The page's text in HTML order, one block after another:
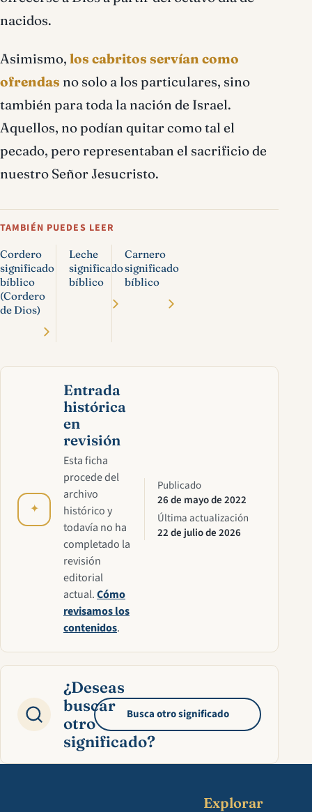
nacidos.
Asimismo, los cabritos servían como
ofrendas no solo a los particulares, sino
también para toda la nación de Israel.
Aquellos, no podían quitar como tal el
pecado, pero representaban el sacrificio de
nuestro Señor Jesucristo.
TAMBIÉN PUEDES LEER
Cordero
significado
bíblico
(Cordero
de Dios)
Leche
significado
bíblico
Carnero
significado
bíblico
✦
Entrada
histórica
en
revisión
Esta ficha
procede del
archivo
histórico y
todavía no ha
completado la
revisión
editorial
actual.Cómo
revisamos los
contenidos.
Publicado
26 de mayo de 2022
Última actualización
22 de julio de 2026
¿Deseas
buscar
otro
significado?
Busca otro significado
Explorar